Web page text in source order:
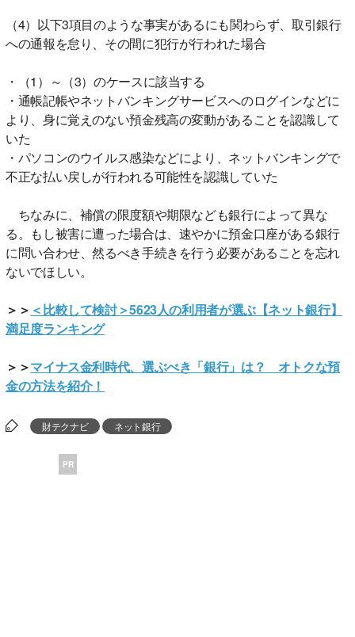
（4）以下3項目のような事実があるにも関わらず、取引銀行
への通報を怠り、その間に犯行が行われた場合
・（1）～（3）のケースに該当する
・通帳記帳やネットバンキングサービスへのログインなどに
より、身に覚えのない預金残高の変動があることを認識して
いた
・パソコンのウイルス感染などにより、ネットバンキングで
不正な払い戻しが行われる可能性を認識していた
ちなみに、補償の限度額や期限なども銀行によって異な
る。もし被害に遭った場合は、速やかに預金口座がある銀行
に問い合わせ、然るべき手続きを行う必要があることを忘れ
ないでほしい。
＞＞ ＜比較して検討＞5623人の利用者が選ぶ【ネット銀行】
満足度ランキング
＞＞マイナス金利時代、選ぶべき「銀行」は？ オトクな預
金の方法を紹介！
財テクナビ ネット銀行
PR